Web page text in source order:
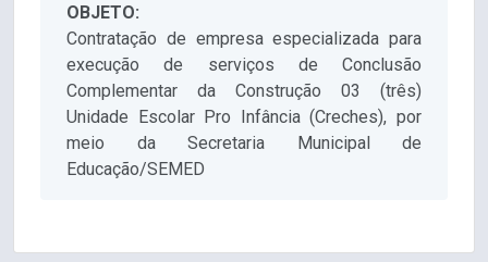
OBJETO:
Contratação de empresa especializada para
execução de serviços de Conclusão
Complementar da Construção 03 (três)
Unidade Escolar Pro Infância (Creches), por
meio da Secretaria Municipal de
Educação/SEMED